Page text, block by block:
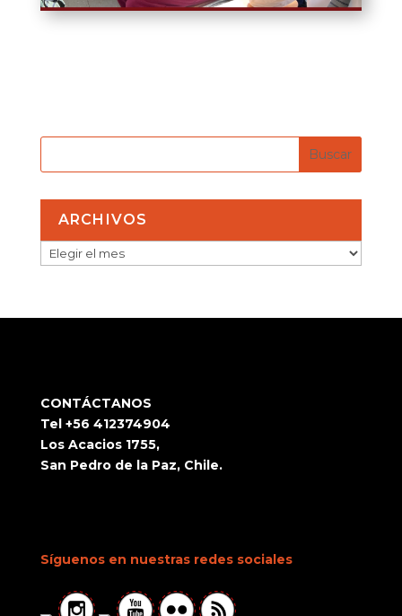
ARCHIVOS
ARCHIVOS
CONTÁCTANOS
Tel +56 412374904
Los Acacios 1755,
San Pedro de la Paz, Chile.
Síguenos en nuestras redes sociales